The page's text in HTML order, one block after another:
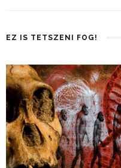
EZ IS TETSZENI FOG!